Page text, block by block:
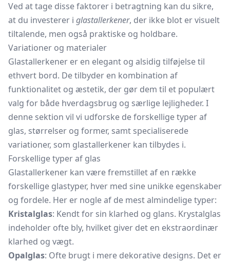
Ved at tage disse faktorer i betragtning kan du sikre,
at du investerer i glastallerkener, der ikke blot er visuelt
tiltalende, men også praktiske og holdbare.
Variationer og materialer
Glastallerkener er en elegant og alsidig tilføjelse til
ethvert bord. De tilbyder en kombination af
funktionalitet og æstetik, der gør dem til et populært
valg for både hverdagsbrug og særlige lejligheder. I
denne sektion vil vi udforske de forskellige typer af
glas, størrelser og former, samt specialiserede
variationer, som glastallerkener kan tilbydes i.
Forskellige typer af glas
Glastallerkener kan være fremstillet af en række
forskellige glastyper, hver med sine unikke egenskaber
og fordele. Her er nogle af de mest almindelige typer:
Kristalglas: Kendt for sin klarhed og glans. Krystalglas
indeholder ofte bly, hvilket giver det en ekstraordinær
klarhed og vægt.
Opalglas: Ofte brugt i mere dekorative designs. Det er